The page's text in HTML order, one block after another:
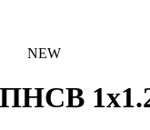
NEW